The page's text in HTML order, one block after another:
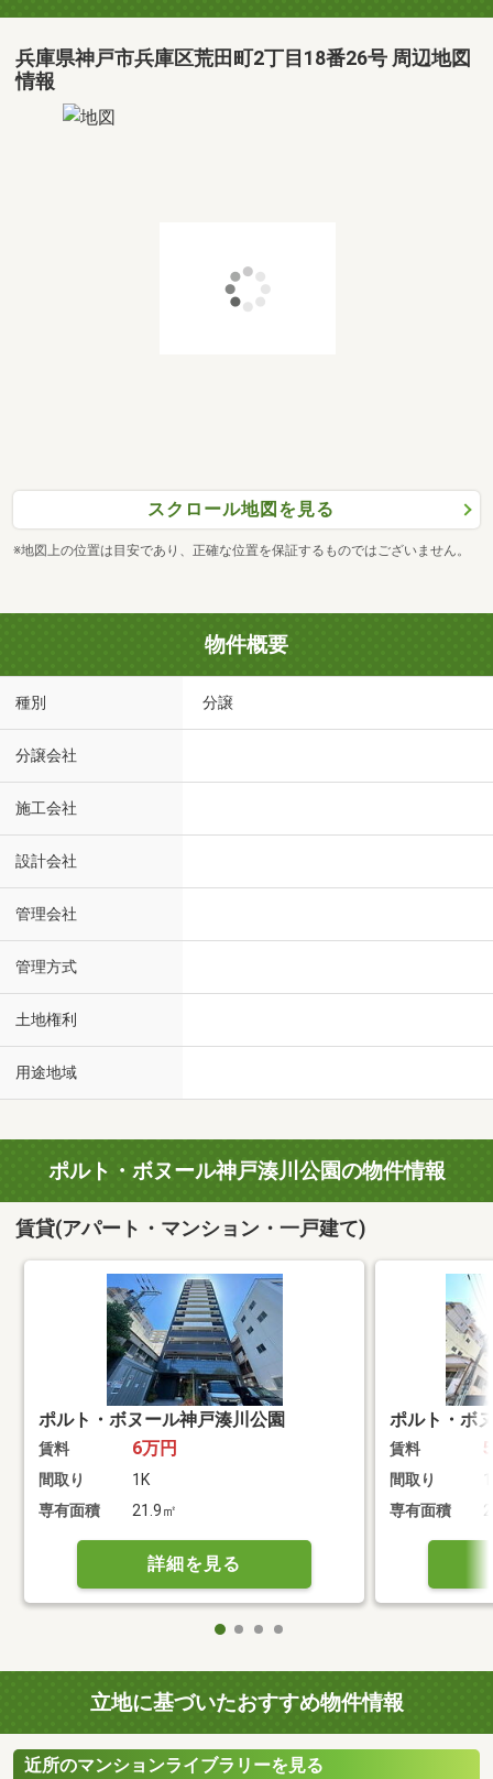
兵庫県神戸市兵庫区荒田町2丁目18番26号 周辺地図
情報
スクロール地図を見る
※地図上の位置は目安であり、正確な位置を保証するものではございません。
物件概要
種別 分譲
分譲会社
施工会社
設計会社
管理会社
管理方式
土地権利
用途地域
ポルト・ボヌール神戸湊川公園の物件情報
賃貸(アパート・マンション・一戸建て)
ポルト・ボヌール神戸湊川公園
賃料 6万円
間取り
1K
専有面積
21.9㎡
詳細を見る
ポルト・ボ
賃料
間取り
専有面積
立地に基づいたおすすめ物件情報
近所のマンションライブラリーを見る